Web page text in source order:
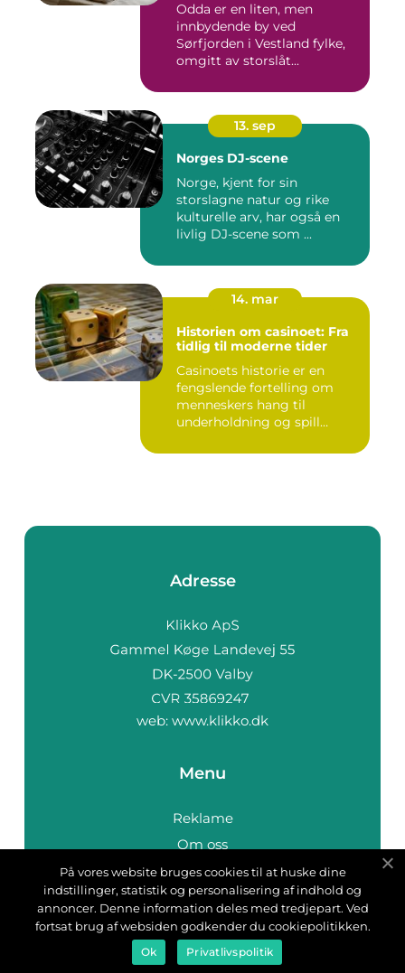
Odda er en liten, men
innbydende by ved
Sørfjorden i Vestland fylke,
omgitt av storslåt...
13. sep
Norges DJ-scene
Norge, kjent for sin
storslagne natur og rike
kulturelle arv, har også en
livlig DJ-scene som ...
14. mar
Historien om casinoet: Fra
tidlig til moderne tider
Casinoets historie er en
fengslende fortelling om
menneskers hang til
underholdning og spill
Adresse
web: www.klikko.dk
Menu
Reklame
Om oss
Cookies
Kontakt Oss
Sitemap
På vores website bruges cookies til at huske dine
indstillinger, statistik og personalisering af indhold og
annoncer. Denne information deles med tredjepart. Ved
fortsat brug af websiden godkender du cookiepolitikken.
Ok Privatlivspolitik